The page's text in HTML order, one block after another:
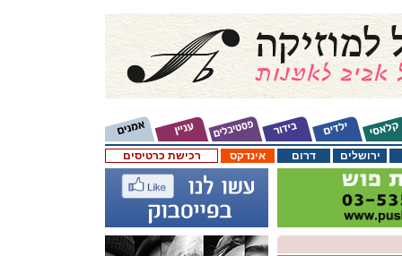
רכישת כרטיסים אינדקס דרום ירושלים